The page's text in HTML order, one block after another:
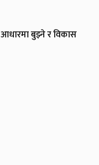
बुझ्ने र विकास